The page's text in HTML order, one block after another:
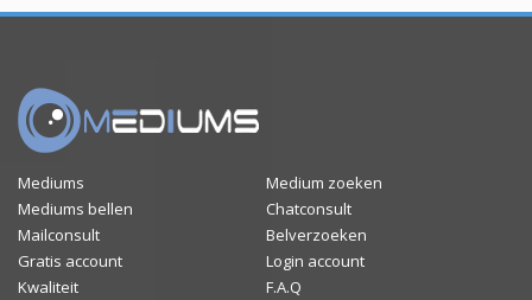
Mediums
Medium zoeken
Mediums bellen
Chatconsult
Mailconsult
Belverzoeken
Gratis account
Login account
Kwaliteit
F.A.Q